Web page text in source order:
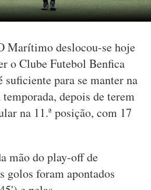
Marítimo deslocou-se hoje
o Clube Futebol Benfica
suficiente para se manter na
depois de terem
na 11.ª posição, com 17
mão do play-off de
golos foram apontados